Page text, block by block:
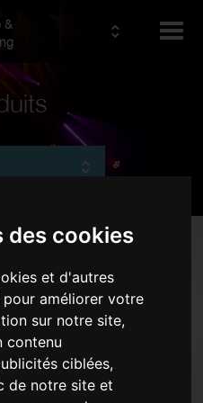
des cookies
et d'autres
améliorer votre
sur notre site,
contenu
ciblées,
de notre site et
&